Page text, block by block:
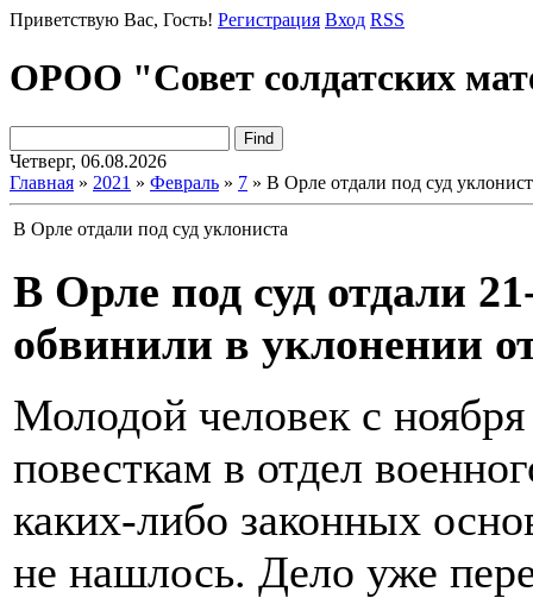
Приветствую Вас, Гость! Регистрация Вход RSS
ОРОО "Совет солдатских
Четверг, 06.08.2026
Главная » 2021 » Февраль » 7 » В Орле отдали под суд
В Орле отдали под суд уклониста
В Орле под суд отдали
обвинили в уклонении
Молодой человек с
повесткам в отдел
каких-либо законных
не нашлось. Дело уже